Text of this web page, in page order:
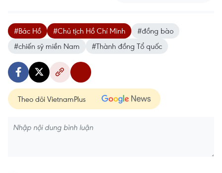
#Bác Hồ #Chủ tịch Hồ Chí Minh
#đồng bào
#chiến sỹ miền Nam
#Thành đồng Tổ quốc
Theo dõi VietnamPlus